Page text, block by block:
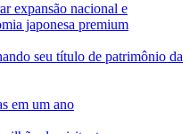
expansão nacional e
japonesa premium
seu título de patrimônio da
em um ano